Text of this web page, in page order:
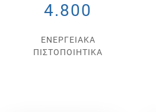
4.800
ΕΝΕΡΓΕΙΑΚΑ
ΠΙΣΤΟΠΟΙΗΤΙΚΑ